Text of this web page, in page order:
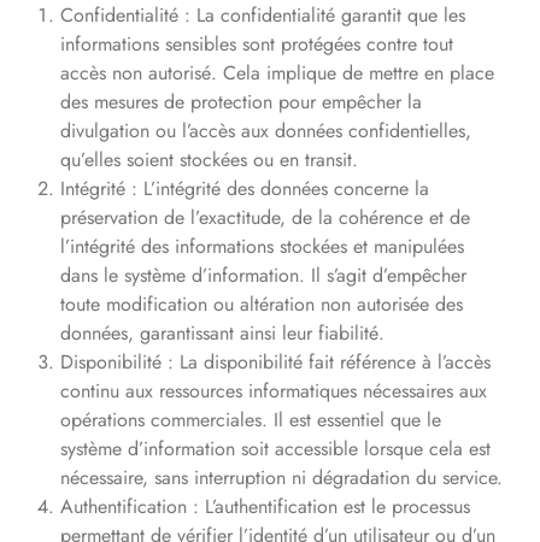
Confidentialité : La confidentialité garantit que les
informations sensibles sont protégées contre tout
accès non autorisé. Cela implique de mettre en place
des mesures de protection pour empêcher la
divulgation ou l’accès aux données confidentielles,
qu’elles soient stockées ou en transit.
Intégrité : L’intégrité des données concerne la
préservation de l’exactitude, de la cohérence et de
l’intégrité des informations stockées et manipulées
dans le système d’information. Il s’agit d’empêcher
toute modification ou altération non autorisée des
données, garantissant ainsi leur fiabilité.
Disponibilité : La disponibilité fait référence à l’accès
continu aux ressources informatiques nécessaires aux
opérations commerciales. Il est essentiel que le
système d’information soit accessible lorsque cela est
nécessaire, sans interruption ni dégradation du service.
Authentification : L’authentification est le processus
permettant de vérifier l’identité d’un utilisateur ou d’un